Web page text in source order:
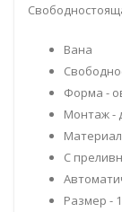
Вана
Форма -
Монтаж -
С
Размер -